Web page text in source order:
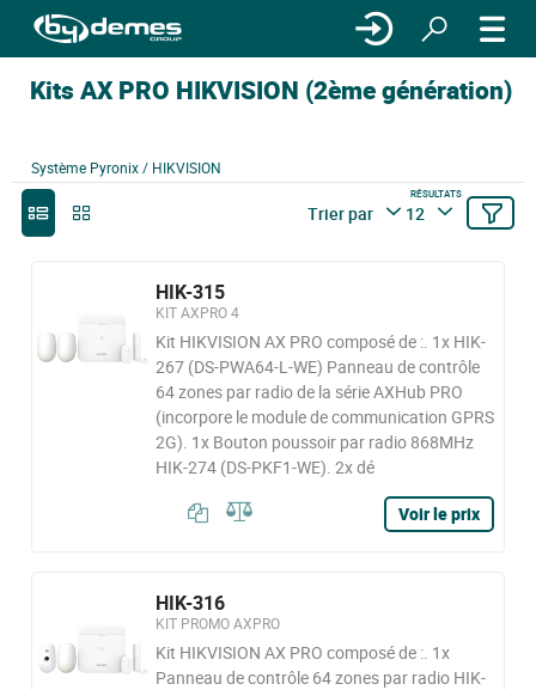
Kits AX PRO HIKVISION (2ème génération)
Système Pyronix / HIKVISION
Trier par
RÉSULTATS
12
HIK-315
KIT AXPRO 4
Kit HIKVISION AX PRO composé de :. 1x HIK-
267 (DS-PWA64-L-WE) Panneau de contrôle
64 zones par radio de la série AXHub PRO
(incorpore le module de communication GPRS
2G). 1x Bouton poussoir par radio 868MHz
HIK-274 (DS-PKF1-WE). 2x dé
Voir le prix
HIK-316
KIT PROMO AXPRO
Kit HIKVISION AX PRO composé de :. 1x
Panneau de contrôle 64 zones par radio HIK-